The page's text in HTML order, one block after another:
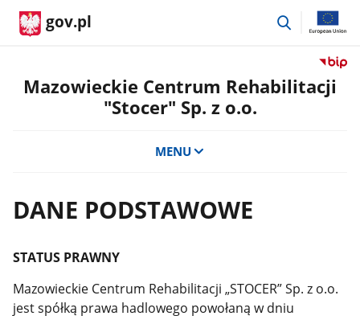
gov.pl
przejdź
Przejdź
do
Mazowieckie Centrum Rehabilitacji
"Stocer" Sp. z o.o.
MENU
DANE PODSTAWOWE
STATUS PRAWNY
Mazowieckie Centrum Rehabilitacji „STOCER” Sp. z o.o.
jest spółką prawa hadlowego powołaną w dniu